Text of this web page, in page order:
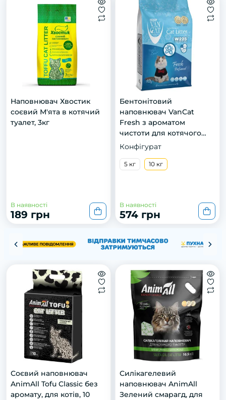
Наповнювач Хвостик
соєвий М'ята в котячий
туалет, 3кг
В наявності
189 грн
Бентонітовий
наповнювач VanCat
Fresh з ароматом
чистоти для котячого
туалету, 10 кг
Конфігурат
5 кг 10 кг
В наявності
574 грн
Соєвий наповнювач
AnimAll Tofu Classic без
аромату, для котів, 10
Силікагелевий
наповнювач AnimAll
Зелений смарагд, для